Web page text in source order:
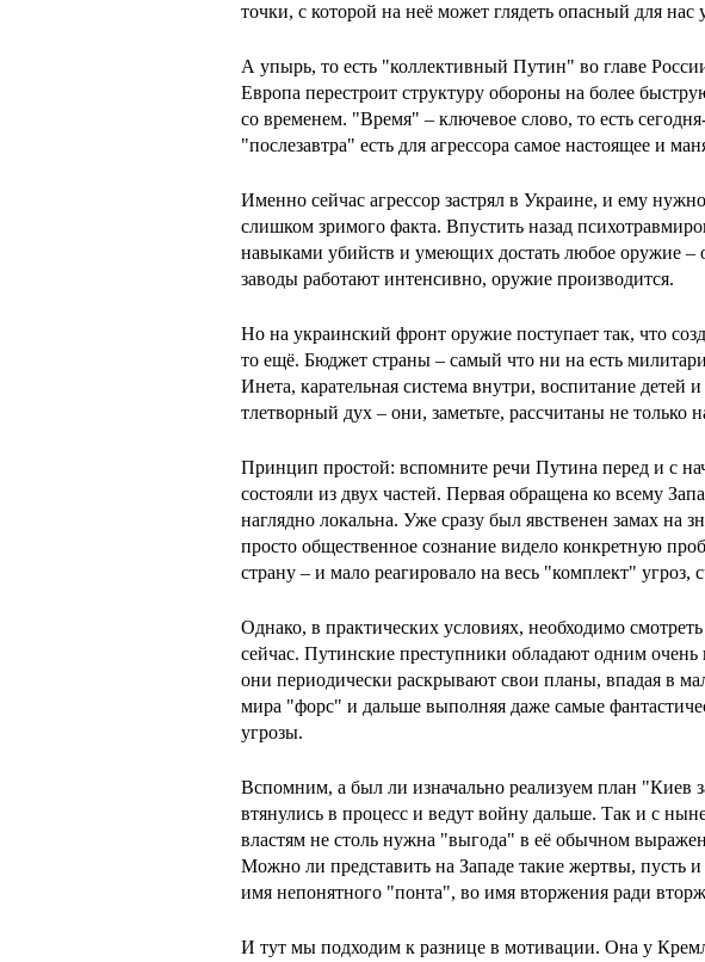
точки, с которой на неё может глядеть опасный для нас
А упырь, то есть "коллективный Путин" во главе
Европа перестроит структуру обороны на более
со временем. "Время" – ключевое слово, то есть
"послезавтра" есть для агрессора самое настоящее и
Именно сейчас агрессор застрял в Украине, и ему
слишком зримого факта. Впустить назад
навыками убийств и умеющих достать любое оружие –
заводы работают интенсивно, оружие производится.
Но на украинский фронт оружие поступает так, что
то ещё. Бюджет страны – самый что ни на есть
Инета, карательная система внутри, воспитание детей
тлетворный дух – они, заметьте, рассчитаны не только
Принцип простой: вспомните речи Путина перед и с
состояли из двух частей. Первая обращена ко всему
наглядно локальна. Уже сразу был явственен замах на
просто общественное сознание видело конкретную
страну – и мало реагировало на весь "комплект" угроз,
Однако, в практических условиях, необходимо
сейчас. Путинские преступники обладают одним
они периодически раскрывают свои планы, впадая в
мира "форс" и дальше выполняя даже самые
угрозы.
Вспомним, а был ли изначально реализуем план "Киев
втянулись в процесс и ведут войну дальше. Так и с
властям не столь нужна "выгода" в её обычном
Можно ли представить на Западе такие жертвы, пусть
имя непонятного "понта", во имя вторжения ради
И тут мы подходим к разнице в мотивации. Она у